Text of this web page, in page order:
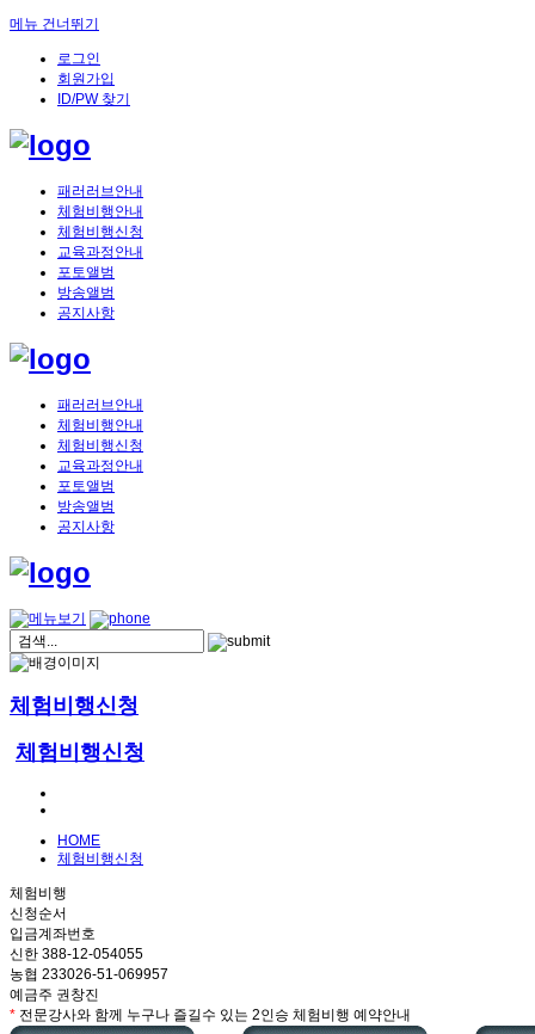
메뉴 건너뛰기
로그인
회원가입
ID/PW 찾기
패러러브안내
체험비행안내
체험비행신청
교육과정안내
포토앨범
방송앨범
공지사항
패러러브안내
체험비행안내
체험비행신청
교육과정안내
포토앨범
방송앨범
공지사항
체험비행신청
체험비행신청
HOME
체험비행신청
체험비행
신청순서
입금계좌번호
신한 388-12-054055
농협 233026-51-069957
예금주 권창진
* 전문강사와 함께 누구나 즐길수 있는 2인승 체험비행 예약안내